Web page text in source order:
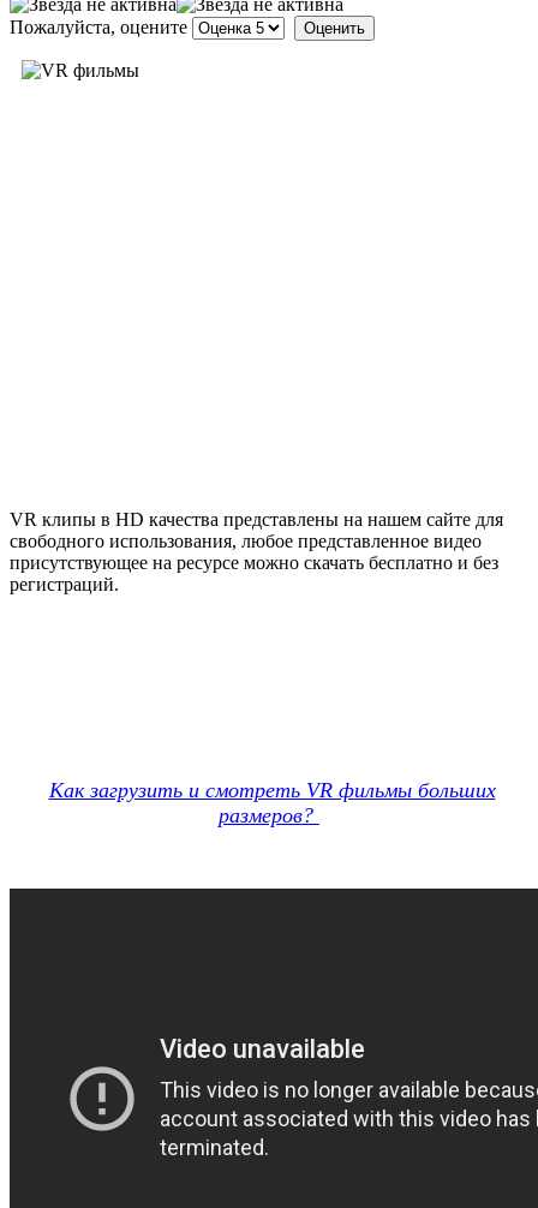
Пожалуйста, оцените
VR клипы в HD качества представлены на нашем сайте для
свободного использования, любое представленное видео
присутствующее на ресурсе можно скачать бесплатно и без
регистраций.
Как загрузить и смотреть VR фильмы больших
размеров?